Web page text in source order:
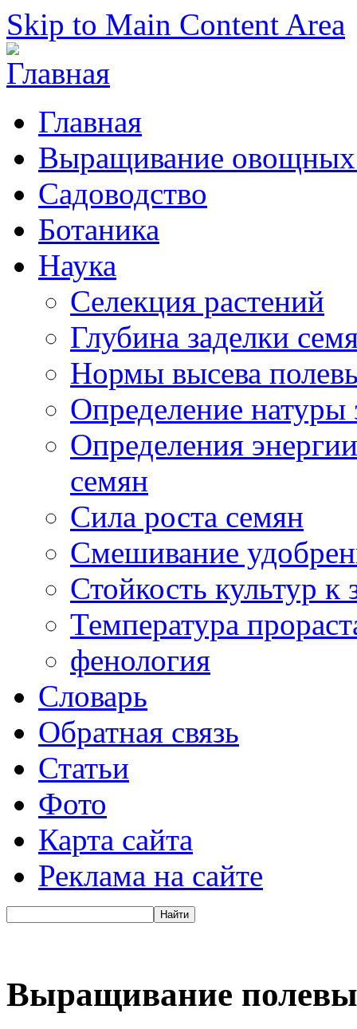
Skip to Main Content Area
Главная
Выращивание овощных
Садоводство
Ботаника
Наука
Селекция растений
Глубина заделки
Нормы высева
Определение натуры
Определения
семян
Сила роста семян
Смешивание
Стойкость культур к
Температура
фенология
Словарь
Обратная связь
Статьи
Фото
Карта сайта
Реклама на сайте
Выращивание